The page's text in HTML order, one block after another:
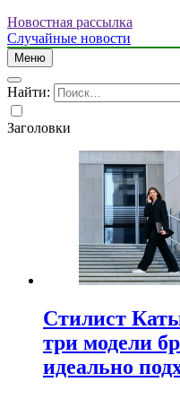
Новостная рассылка
Случайные новости
Меню
Найти:
Заголовки
Стилист
три модели
идеально